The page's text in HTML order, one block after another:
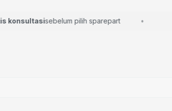
sebelum pilih sparepart